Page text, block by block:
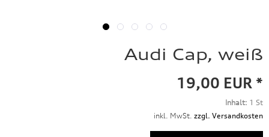
Audi Cap, weiß
19,00 EUR *
Inhalt: 1 St
inkl. MwSt. zzgl. Versandkosten